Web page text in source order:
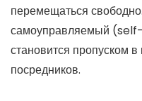
перемещаться
самоуправляемый
становится пропуском
посредников.